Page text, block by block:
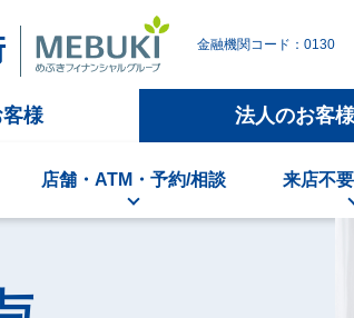
金融機関コード：0130
様 法人のお客様
店舗・ATM・予約/相談 来店不